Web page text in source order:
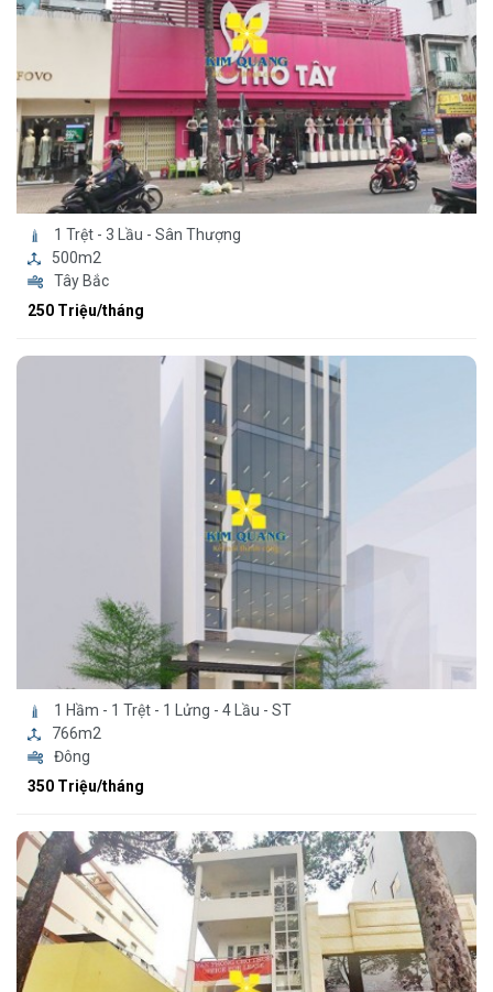
1 Trệt - 3 Lầu - Sân Thượng
500m2
Tây Bắc
250 Triệu/tháng
1 Hầm - 1 Trệt - 1 Lửng - 4 Lầu - ST
766m2
Đông
350 Triệu/tháng